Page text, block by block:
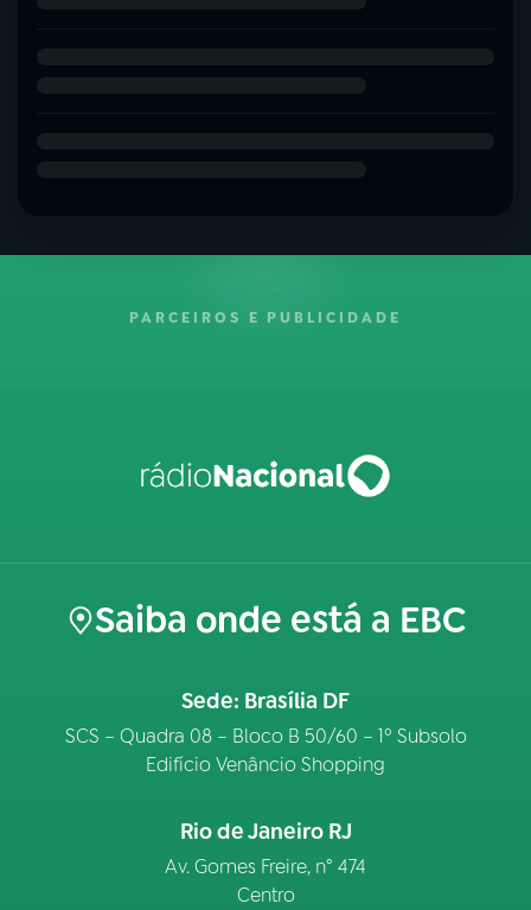
PARCEIROS E PUBLICIDADE
Saiba onde está a EBC
Sede: Brasília DF
SCS – Quadra 08 – Bloco B 50/60 – 1º Subsolo
Edifício Venâncio Shopping
Rio de Janeiro RJ
Av. Gomes Freire, n° 474
Centro